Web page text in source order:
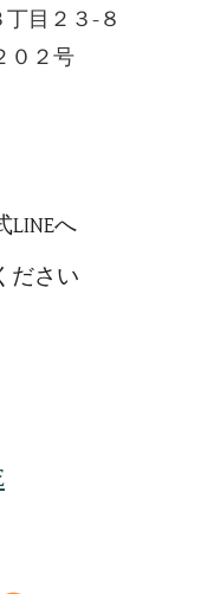
目２３-８
０２号
LINEへ
ださい